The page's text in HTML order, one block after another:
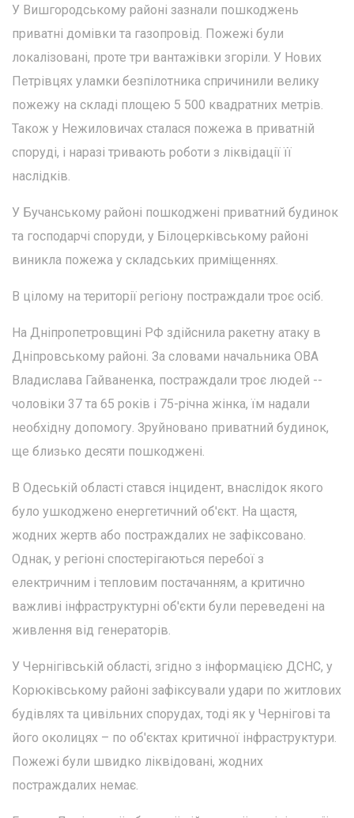
У Вишгородському районі зазнали пошкоджень
приватні домівки та газопровід. Пожежі були
локалізовані, проте три вантажівки згоріли. У Нових
Петрівцях уламки безпілотника спричинили велику
пожежу на складі площею 5 500 квадратних метрів.
Також у Нежиловичах сталася пожежа в приватній
споруді, і наразі тривають роботи з ліквідації її
наслідків.
У Бучанському районі пошкоджені приватний будинок
та господарчі споруди, у Білоцерківському районі
виникла пожежа у складських приміщеннях.
В цілому на території регіону постраждали троє осіб.
На Дніпропетровщині РФ здійснила ракетну атаку в
Дніпровському районі. За словами начальника ОВА
Владислава Гайваненка, постраждали троє людей --
чоловіки 37 та 65 років і 75-річна жінка, їм надали
необхідну допомогу. Зруйновано приватний будинок,
ще близько десяти пошкоджені.
В Одеській області стався інцидент, внаслідок якого
було ушкоджено енергетичний об'єкт. На щастя,
жодних жертв або постраждалих не зафіксовано.
Однак, у регіоні спостерігаються перебої з
електричним і тепловим постачанням, а критично
важливі інфраструктурні об'єкти були переведені на
живлення від генераторів.
У Чернігівській області, згідно з інформацією ДСНС, у
Корюківському районі зафіксували удари по житлових
будівлях та цивільних спорудах, тоді як у Чернігові та
його околицях – по об'єктах критичної інфраструктури.
Пожежі були швидко ліквідовані, жодних
постраждалих немає.